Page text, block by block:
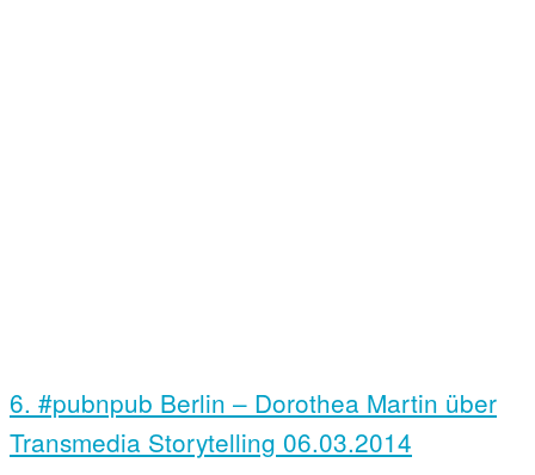
6. #pubnpub Berlin – Dorothea Martin über
Transmedia Storytelling 06.03.2014